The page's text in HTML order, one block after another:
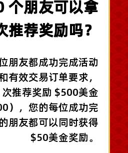
个朋友可以拿
推荐奖励吗？
朋友都成功完成活动
有效交易订单要求，
推荐奖励 $500美金
），您的每位成功完
朋友都可以同时获得
$50美金奖励。